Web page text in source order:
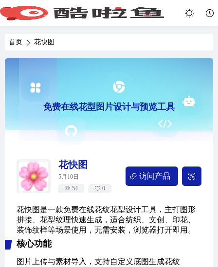
首页 花快图
免费在线花型图片设计与预览工具
花快图
5月10日
54
0
访问产品
花快图是一款免费在线花纹花型设计工具，主打图形
拼接、花型纹理快速生成，适合纺织、文创、印花、
装饰纹样等场景使用，无需安装，浏览器打开即用。
核心功能
图片上传与素材导入，支持自定义底图生成花纹